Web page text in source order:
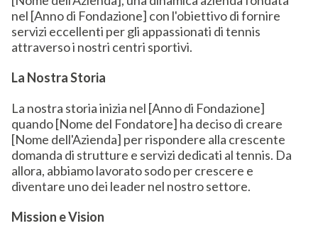
nel [Anno di Fondazione] con l'obiettivo di fornire
servizi eccellenti per gli appassionati di tennis
attraverso i nostri centri sportivi.
La Nostra Storia
La nostra storia inizia nel [Anno di Fondazione]
quando [Nome del Fondatore] ha deciso di creare
[Nome dell'Azienda] per rispondere alla crescente
domanda di strutture e servizi dedicati al tennis. Da
allora, abbiamo lavorato sodo per crescere e
diventare uno dei leader nel nostro settore.
Mission e Vision